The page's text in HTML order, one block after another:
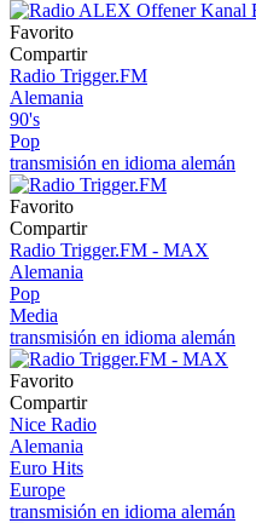
Favorito
Compartir
Radio Trigger.FM
Alemania
90's
Pop
transmisión en idioma alemán
Favorito
Compartir
Radio Trigger.FM - MAX
Alemania
Pop
Media
transmisión en idioma alemán
Favorito
Compartir
Nice Radio
Alemania
Euro Hits
Europe
transmisión en idioma alemán